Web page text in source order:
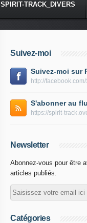
SPIRIT-TRACK_DIVERS
Suivez-moi
Suivez-moi sur
http://
S'abonner au
https://spirit-
Newsletter
Abonnez-vous pour être
articles publiés.
Catégories